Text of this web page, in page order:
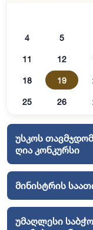
4 5
11 12
18 19
25 26
უსკოს
ღია კონკურსი
მინისტრის
უმაღლესი